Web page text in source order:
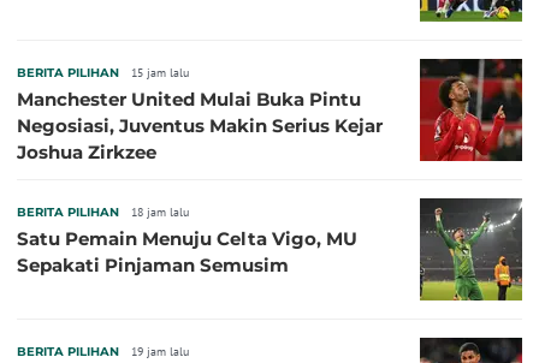
BERITA PILIHAN 15 jam lalu
Manchester United Mulai Buka Pintu
Negosiasi, Juventus Makin Serius Kejar
Joshua Zirkzee
BERITA PILIHAN 18 jam lalu
Satu Pemain Menuju Celta Vigo, MU
Sepakati Pinjaman Semusim
BERITA PILIHAN 19 jam lalu